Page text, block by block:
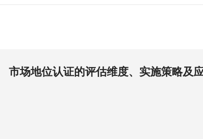
市场地位认证的评估维度、实施策略及